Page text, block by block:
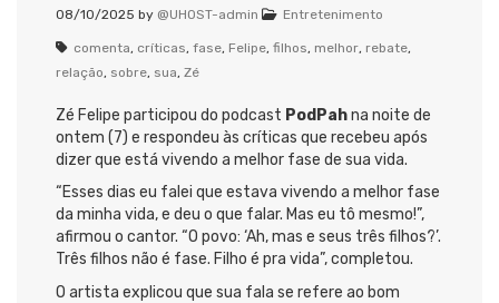
08/10/2025 by @UHOST-admin Entretenimento
comenta, críticas, fase, Felipe, filhos, melhor, rebate,
relação, sobre, sua, Zé
Zé Felipe participou do podcast PodPahna noite de
ontem (7) e respondeu às críticas que recebeu após
dizer que está vivendo a melhor fase de sua vida.
“Esses dias eu falei que estava vivendo a melhor fase
da minha vida, e deu o que falar. Mas eu tô mesmo!”,
afirmou o cantor. “O povo: ‘Ah, mas e seus três filhos?’.
Três filhos não é fase. Filho é pra vida”, completou.
O artista explicou que sua fala se refere ao bom